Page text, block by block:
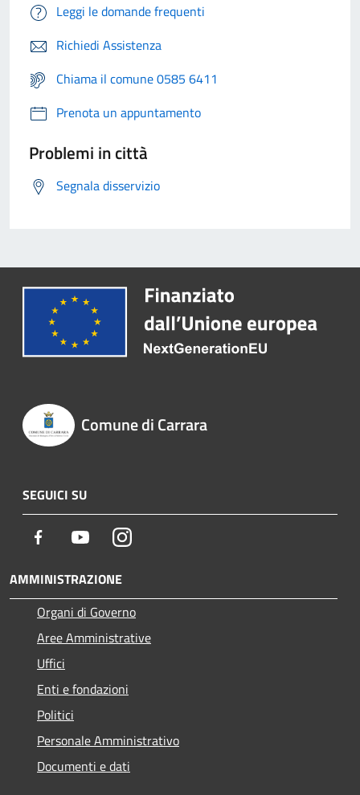
Leggi le domande frequenti
Richiedi Assistenza
Chiama il comune 0585 6411
Prenota un appuntamento
Problemi in città
Segnala disservizio
Comune di Carrara
SEGUICI SU
Facebook YoutubeInstagram
AMMINISTRAZIONE
Organi di Governo
Aree Amministrative
Uffici
Enti e fondazioni
Politici
Personale Amministrativo
Documenti e dati